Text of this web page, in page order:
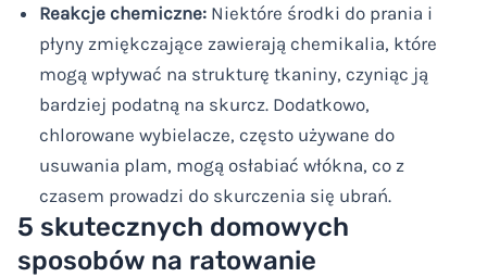
Reakcje chemiczne: Niektóre środki do prania i
płyny zmiękczające zawierają chemikalia, które
mogą wpływać na strukturę tkaniny, czyniąc ją
bardziej podatną na skurcz. Dodatkowo,
chlorowane wybielacze, często używane do
usuwania plam, mogą osłabiać włókna, co z
czasem prowadzi do skurczenia się ubrań.
5 skutecznych domowych
sposobów na ratowanie